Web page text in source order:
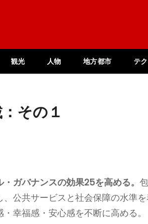
観光 人物 地方都市 テ
その１
・ガバナンスの効果25を高める。
公共サービスと社会保障の水準
幸福感・安心感を不断に高める。